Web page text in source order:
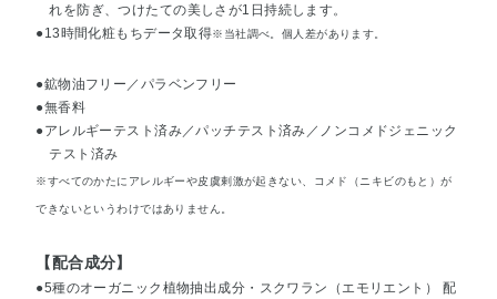
れを防ぎ、つけたての美しさが1日持続します。
●13時間化粧もちデータ取得※当社調べ。個人差があります。
●鉱物油フリー／パラベンフリー
●無香料
●アレルギーテスト済み／パッチテスト済み／ノンコメドジェニック
テスト済み
※すべてのかたにアレルギーや皮虞剌激が起きない、コメド（ニキビのもと）が
できないというわけではありません。
【配合成分】
●5種のオーガニック植物抽出成分・スクワラン（エモリエント） 配